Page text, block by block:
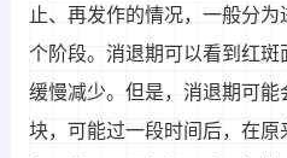
止、再发作的情况，一般分
个阶段。消退期可以看到红
缓慢减少。但是，消退期可
块，可能过一段时间后，在